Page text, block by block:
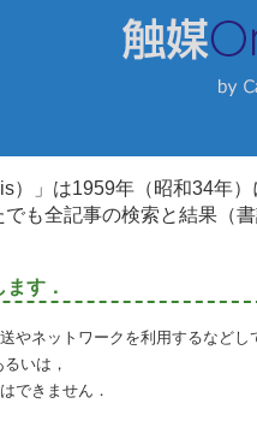
）」は1959年（昭和34年
も全記事の検索と結果（
す．
やネットワークを利用するなど
いは，
できません．